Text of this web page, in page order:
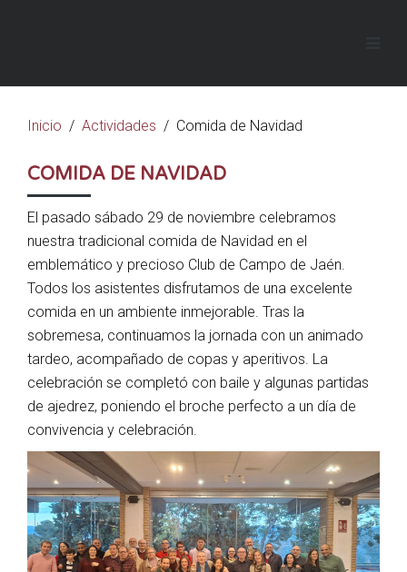
Inicio Actividades Comida de Navidad
COMIDA DE NAVIDAD
El pasado sábado 29 de noviembre celebramos
nuestra tradicional comida de Navidad en el
emblemático y precioso Club de Campo de Jaén.
Todos los asistentes disfrutamos de una excelente
comida en un ambiente inmejorable. Tras la
sobremesa, continuamos la jornada con un animado
tardeo, acompañado de copas y aperitivos. La
celebración se completó con baile y algunas partidas
de ajedrez, poniendo el broche perfecto a un día de
convivencia y celebración.